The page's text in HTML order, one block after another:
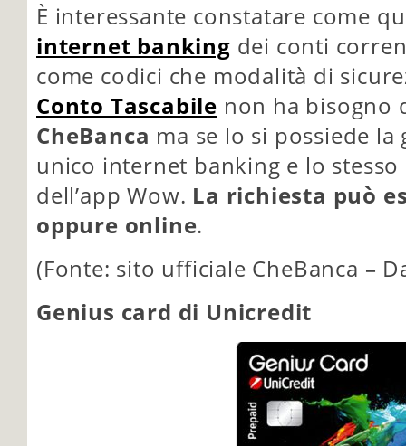
È interessante constatare come
internet banking dei conti
come codici che modalità di
Conto Tascabile non ha bisogno
CheBanca ma se lo si possiede
unico internet banking e lo
dell’app Wow. La richiesta può
oppure online.
(Fonte: sito ufficiale CheBanca –
Genius card di Unicredit